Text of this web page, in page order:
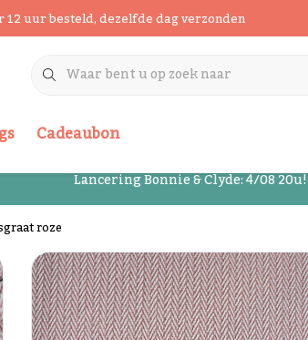
12 uur besteld, dezelfde dag verzonden
Cadeaubon
Lancering Bonnie & Clyde: 4/08 20u!
roze